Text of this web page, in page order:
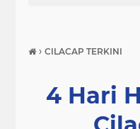
› CILACAP TERKINI
4 Hari